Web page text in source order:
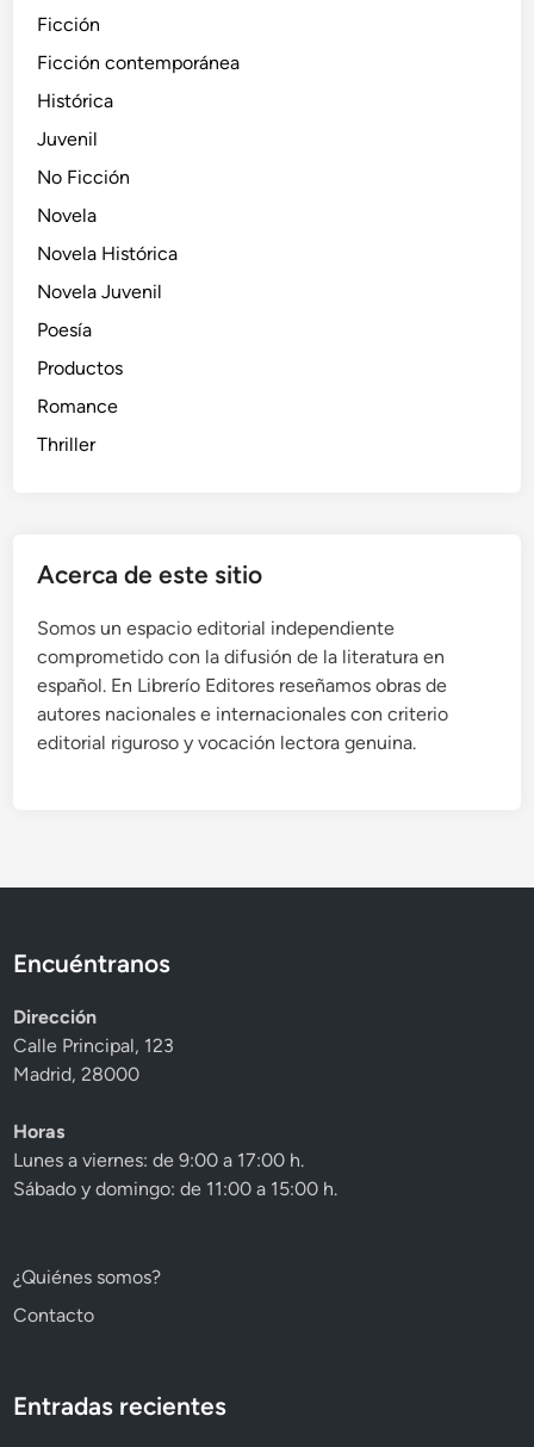
Ficción
Ficción contemporánea
Histórica
Juvenil
No Ficción
Novela
Novela Histórica
Novela Juvenil
Poesía
Productos
Romance
Thriller
Acerca de este sitio
Somos un espacio editorial independiente
comprometido con la difusión de la literatura en
español. En Librerío Editores reseñamos obras de
autores nacionales e internacionales con criterio
editorial riguroso y vocación lectora genuina.
Encuéntranos
Dirección
Calle Principal, 123
Madrid, 28000
Horas
Lunes a viernes: de 9:00 a 17:00 h.
Sábado y domingo: de 11:00 a 15:00 h.
¿Quiénes somos?
Contacto
Entradas recientes